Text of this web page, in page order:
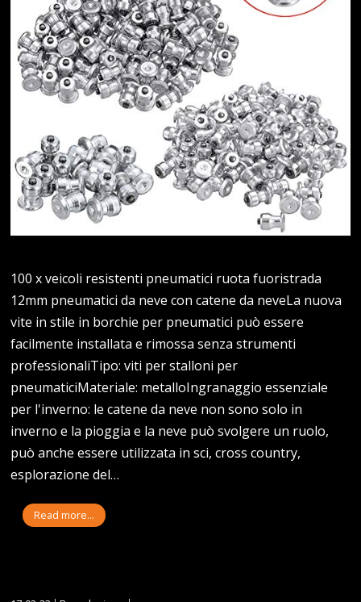
100 x veicoli resistenti pneumatici ruota fuoristrada
12mm pneumatici da neve con catene da neveLa nuova
vite in stile in borchie per pneumatici può essere
facilmente installata e rimossa senza strumenti
professionaliTipo: viti per stalloni per
pneumaticiMateriale: metalloIngranaggio essenziale
per l'inverno: le catene da neve non sono solo in
inverno e la pioggia e la neve può svolgere un ruolo,
può anche essere utilizzata in sci, cross country,
esplorazione del…
Read more...